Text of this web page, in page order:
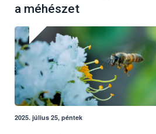
a méhészet
2025. július 25, péntek